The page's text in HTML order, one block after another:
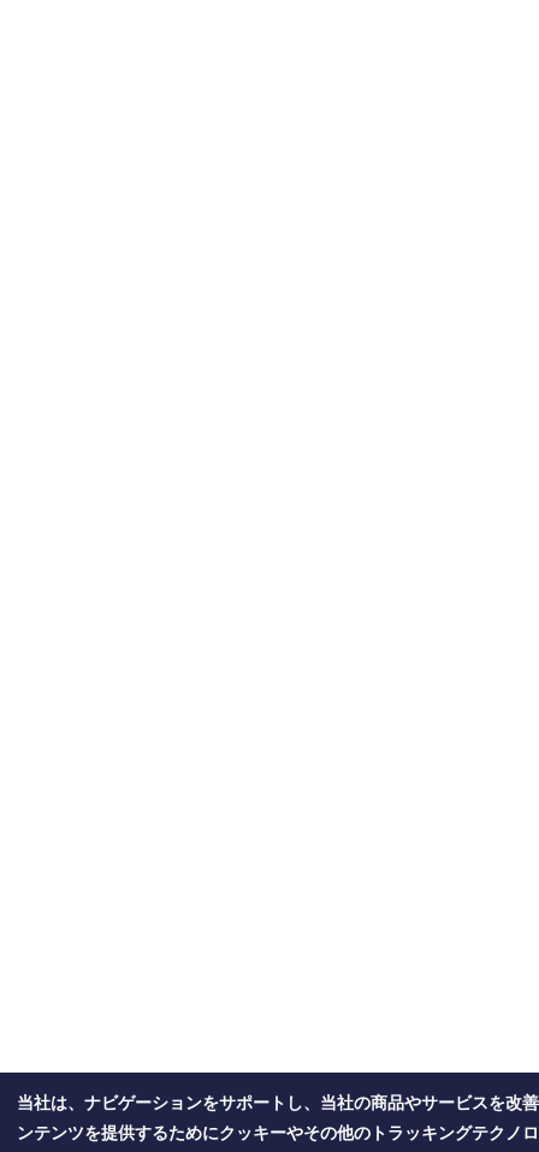
当社は、ナビゲーションをサポートし、当社の商品やサービスを改
ンテンツを提供するためにクッキーやその他のトラッキングテクノ